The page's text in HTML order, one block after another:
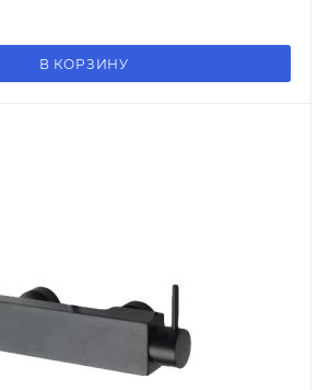
В КОРЗИНУ